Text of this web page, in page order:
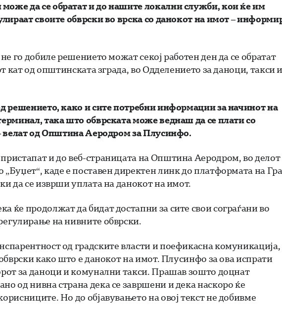
да се обратат и до нашите локални служби, кои ќе им
своите обврски во врска со данокот на имот –
го добиле решението можат секој работен ден да се обратат
кат од општинската зграда, во Одделението за даноци, такси
решението, како и сите потребни информации за начинот на
така што обврската може веднаш да се плати со
велат од Општина Аеродром за Плусинфо.
и до веб-страницата на Општина Аеродром, во делот
каде е поставен директен линк до платформата на
да се изврши уплата на данокот на имот.
ќе продолжат да бидат достапни за сите свои сограѓани во
на нивните обврски.
од градските власти и поефикасна комуникација,
како што е данокот на имот. Плусинфо за ова испрати
за даноци и комунални такси. Прашав зошто доцнат
од нивна страна дека се завршени и дека наскоро ќе
Но до објавувањето на овој текст не добивме